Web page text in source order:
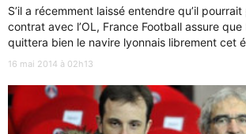
S’il a récemment laissé entendre qu’il
contrat avec l’OL, France Football assure que
quittera bien le navire lyonnais librement cet
16 mai 2014 à 02h13